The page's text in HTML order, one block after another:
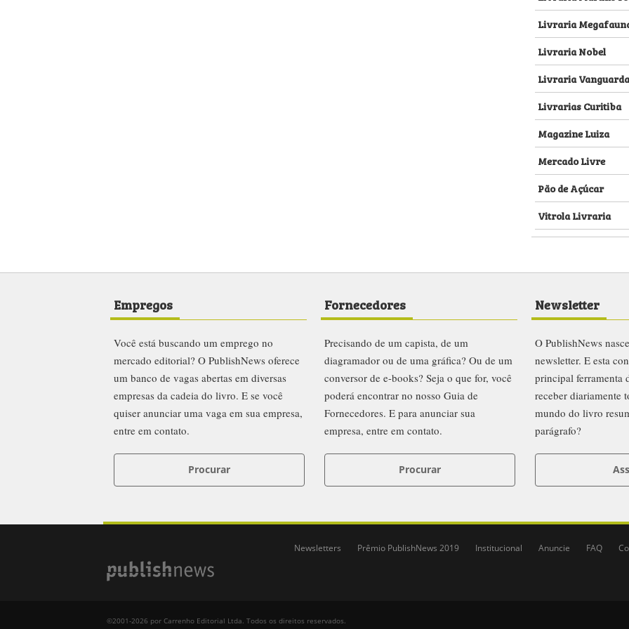
Livraria
Livraria Nobel
Livraria Vanguarda
Livrarias Curitiba
Magazine Luiza
Mercado Livre
Pão de Açúcar
Vitrola Livraria
Empregos
Você está buscando um emprego no
mercado editorial? O PublishNews oferece
um banco de vagas abertas em diversas
empresas da cadeia do livro. E se você
quiser anunciar uma vaga em sua empresa,
entre em contato.
Procurar
Fornecedores
Precisando de um capista, de um
diagramador ou de uma gráfica? Ou de um
conversor de e-books? Seja o que for, você
poderá encontrar no nosso Guia de
Fornecedores. E para anunciar sua
empresa, entre em contato.
Procurar
Newsletter
O PublishNews
newsletter. E esta
principal ferramenta
receber diariamente
mundo do livro
parágrafo?
Newsletters Prêmio PublishNews 2019 Institucional Anuncie FAQ
©2001-2026 por Carrenho Editorial Ltda. Todos os direitos reservados.